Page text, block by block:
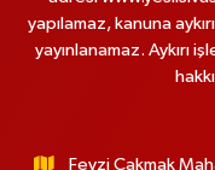
yapılamaz, kanuna
yayınlanamaz. Aykırı
Fevzi Çakmak